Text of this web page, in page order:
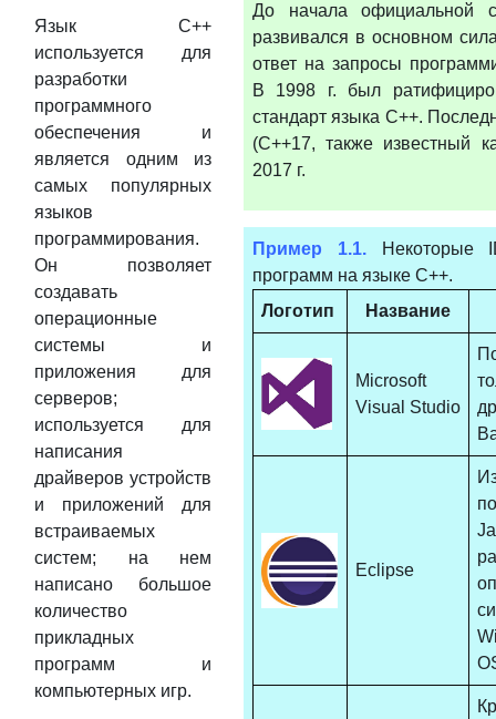
Язык C++
используется для
разработки
программного
обеспечения и
является одним из
самых популярных
языков
программирования.
Oн позволяет
создавать
операционные
системы и
приложения для
серверов;
используется для
написания
драйверов устройств
и приложений для
встраиваемых
систем; на нем
написано большое
количество
прикладных
программ и
компьютерных игр.
До начала официальной
развивался в основном
ответ на запросы
В 1998 г. был
стандарт языка C++.
(С++17, также известный
2017 г.
Пример 1.1.Некоторые
программ на языке С++.
Логотип
Название
Microsoft
Visual Studio
Eclipse